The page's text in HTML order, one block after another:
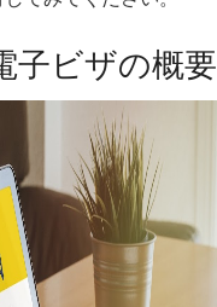
子ビザの概要